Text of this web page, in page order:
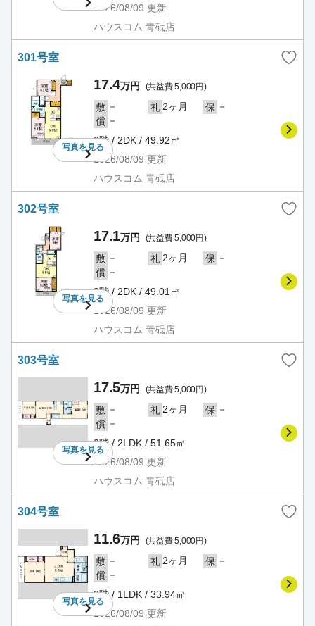
2026/08/09 更新
ハウスコム 青砥店
301号室
写真を見る
17.4万円 (共益費 5,000円)
敷 － 礼 2ヶ月 保 －
償 －
3階 / 2DK / 49.92㎡
2026/08/09 更新
ハウスコム 青砥店
302号室
写真を見る
17.1万円 (共益費 5,000円)
敷 － 礼 2ヶ月 保 －
償 －
3階 / 2DK / 49.01㎡
2026/08/09 更新
ハウスコム 青砥店
303号室
写真を見る
17.5万円 (共益費 5,000円)
敷 － 礼 2ヶ月 保 －
償 －
3階 / 2LDK / 51.65㎡
2026/08/09 更新
ハウスコム 青砥店
304号室
写真を見る
11.6万円 (共益費 5,000円)
敷 － 礼 2ヶ月 保 －
償 －
3階 / 1LDK / 33.94㎡
2026/08/09 更新